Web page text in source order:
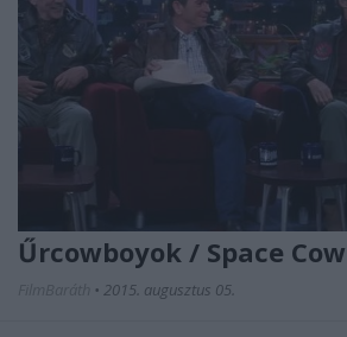
Űrcowboyok / Space
• 2015. augusztus 05.